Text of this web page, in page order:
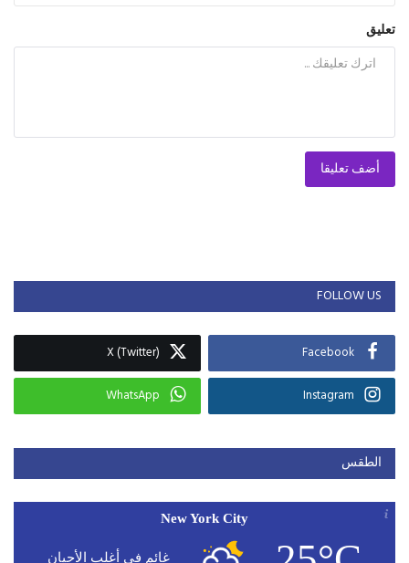
تعليق
أضف تعليقا
FOLLOW US
Facebook
X (Twitter)
Instagram
WhatsApp
الطقس
New York City
غائم في أغلب الأحيان